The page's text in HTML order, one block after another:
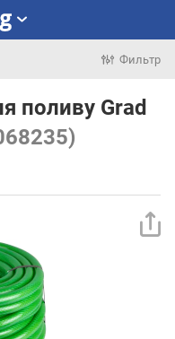
Фильтр
поливу Grad